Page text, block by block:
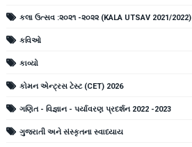
કલા ઉત્સવ :૨૦૨૧ -૨૦૨૨ (KALA UTSAV 2021/2022)
કવિઓ
કાવ્યો
કોમન એન્ટ્રસ ટેસ્ટ (CET) 2026
ગણિત - વિજ્ઞાન - પર્યાવરણ પ્રદર્શન 2022 -2023
ગુજરાતી અને સંસ્કૃતના સ્વાધ્યાય